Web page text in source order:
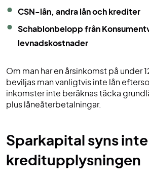
CSN-lån, andra lån och krediter
Schablonbelopp från
levnadskostnader
Om man har en årsinkomst på under
beviljas man vanligtvis inte lån
inkomster inte beräknas täcka
plus låneåterbetalningar.
Sparkapital syns inte
kreditupplysningen